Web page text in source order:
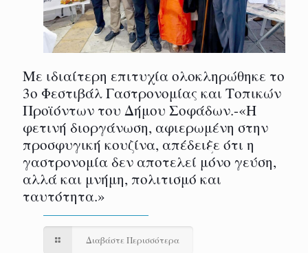
Με ιδιαίτερη επιτυχία ολοκληρώθηκε το
3ο Φεστιβάλ Γαστρονομίας και Τοπικών
Προϊόντων του Δήμου Σοφάδων.-«Η
φετινή διοργάνωση, αφιερωμένη στην
προσφυγική κουζίνα, απέδειξε ότι η
γαστρονομία δεν αποτελεί μόνο γεύση,
αλλά και μνήμη, πολιτισμό και
ταυτότητα.»
Διαβάστε Περισσότερα